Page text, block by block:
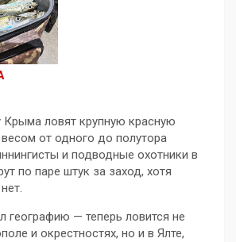
ловят крупную красную
от одного до полутора
и подводные охотники в
по паре штук за заход, хотя
географию — теперь ловится не
и окрестностях, но и в Ялте,